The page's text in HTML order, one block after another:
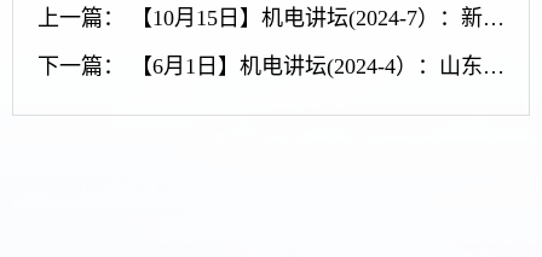
上一篇：
【10月15日】机电讲坛(2024-7）：新加坡南洋理工大学WANG Zhixun博士来我院作学术报告
下一篇：
【6月1日】机电讲坛(2024-4）：山东科技大学教授、芬兰奥卢大学终身副教授周杰韩博士来我院作学术报告会